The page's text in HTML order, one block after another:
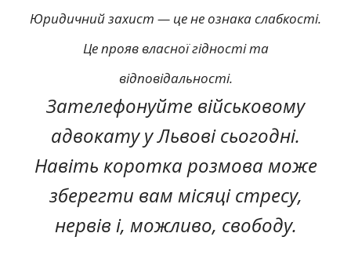
Юридичний захист — це не ознака слабкості.
Це прояв власної гідності та
відповідальності.
Зателефонуйте військовому
адвокату у Львові сьогодні.
Навіть коротка розмова може
зберегти вам місяці стресу,
нервів і, можливо, свободу.